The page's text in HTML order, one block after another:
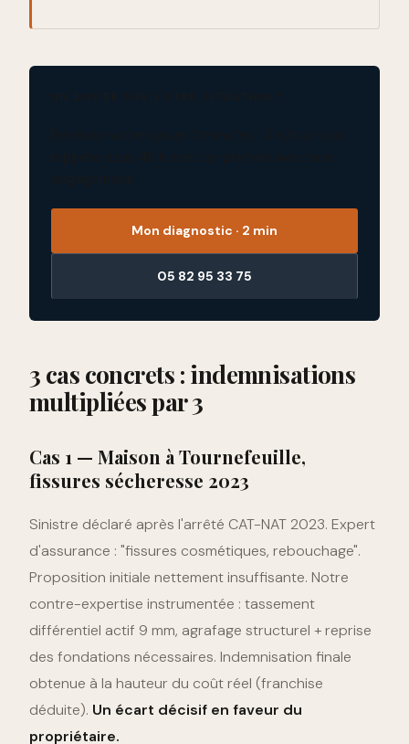
Mon diagnostic · 2 min
05 82 95 33 75
3 cas concrets : indemnisations
multipliées par 3
Cas 1 — Maison à Tournefeuille,
fissures sécheresse 2023
Sinistre déclaré après l'arrêté CAT-NAT 2023. Expert
d'assurance : "fissures cosmétiques, rebouchage".
Proposition initiale nettement insuffisante. Notre
contre-expertise instrumentée : tassement
différentiel actif 9 mm, agrafage structurel + reprise
des fondations nécessaires. Indemnisation finale
obtenue à la hauteur du coût réel (franchise
déduite). Un écart décisif en faveur du
propriétaire.